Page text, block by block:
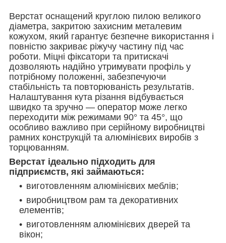
Верстат оснащений круглою пилою великого
діаметра, закритою захисним металевим
кожухом, який гарантує безпечне використання і
повністю закриває ріжучу частину під час
роботи. Міцні фіксатори та притискачі
дозволяють надійно утримувати профіль у
потрібному положенні, забезпечуючи
стабільність та повторюваність результатів.
Налаштування кута різання відбувається
швидко та зручно — оператор може легко
переходити між режимами 90° та 45°, що
особливо важливо при серійному виробництві
рамних конструкцій та алюмінієвих виробів з
торцюванням.
Верстат ідеально підходить для
підприємств, які займаються:
виготовленням алюмінієвих меблів;
виробництвом рам та декоративних
елементів;
виготовленням алюмінієвих дверей та
вікон;